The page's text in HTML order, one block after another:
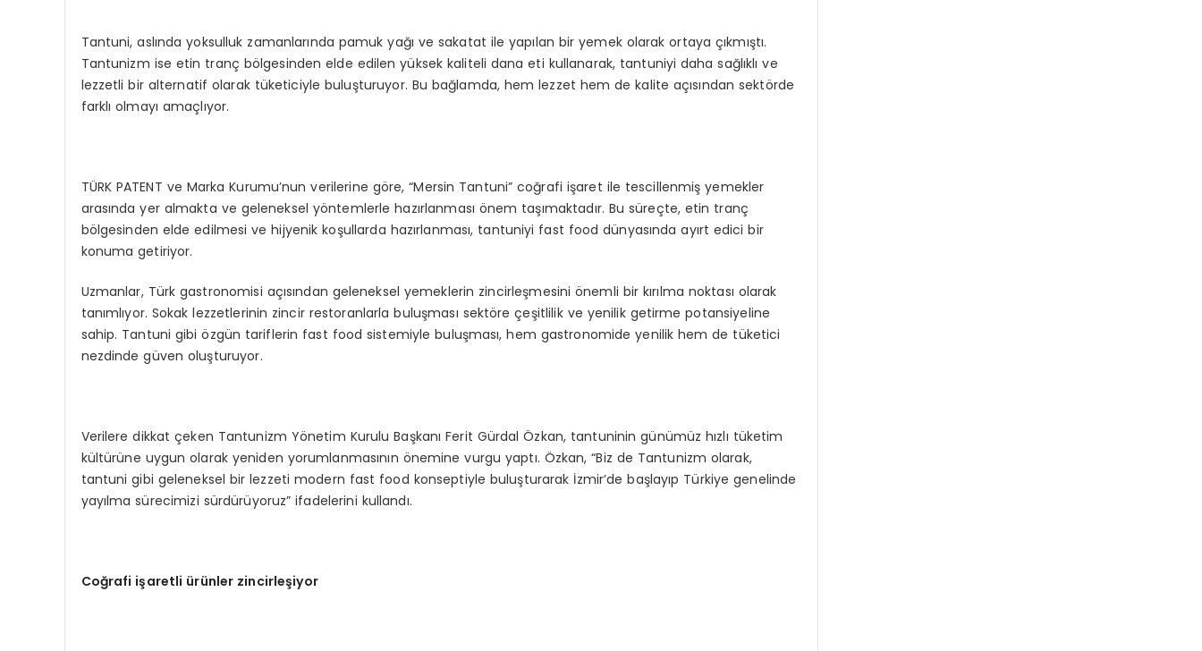
Tantuni, aslında yoksulluk zamanlarında pamuk yağı ve sakatat ile yapılan bir yemek olarak ortaya çıkmıştı.
Tantunizm ise etin tranç bölgesinden elde edilen yüksek kaliteli dana eti kullanarak, tantuniyi daha sağlıklı ve
lezzetli bir alternatif olarak tüketiciyle buluşturuyor. Bu bağlamda, hem lezzet hem de kalite açısından sektörde
farklı olmayı amaçlıyor.
TÜRK PATENT ve Marka Kurumu’nun verilerine göre, “Mersin Tantuni” coğrafi işaret ile tescillenmiş yemekler
arasında yer almakta ve geleneksel yöntemlerle hazırlanması önem taşımaktadır. Bu süreçte, etin tranç
bölgesinden elde edilmesi ve hijyenik koşullarda hazırlanması, tantuniyi fast food dünyasında ayırt edici bir
konuma getiriyor.
Uzmanlar, Türk gastronomisi açısından geleneksel yemeklerin zincirleşmesini önemli bir kırılma noktası olarak
tanımlıyor. Sokak lezzetlerinin zincir restoranlarla buluşması sektöre çeşitlilik ve yenilik getirme potansiyeline
sahip. Tantuni gibi özgün tariflerin fast food sistemiyle buluşması, hem gastronomide yenilik hem de tüketici
nezdinde güven oluşturuyor.
Verilere dikkat çeken Tantunizm Yönetim Kurulu Başkanı Ferit Gürdal Özkan, tantuninin günümüz hızlı tüketim
kültürüne uygun olarak yeniden yorumlanmasının önemine vurgu yaptı. Özkan, “Biz de Tantunizm olarak,
tantuni gibi geleneksel bir lezzeti modern fast food konseptiyle buluşturarak İzmir’de başlayıp Türkiye genelinde
yayılma sürecimizi sürdürüyoruz” ifadelerini kullandı.
Coğrafi işaretli ürünler zincirleşiyor